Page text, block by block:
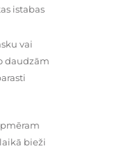
istabas
vai
daudzām
bieži